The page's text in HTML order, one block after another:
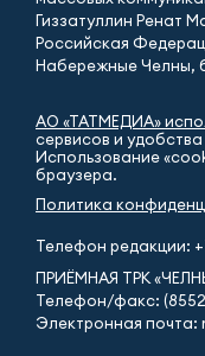
Гиззатуллин Ренат
Российская
Набережные Челны,
АО «ТАТМЕДИА»
сервисов и
Использование
браузера.
Политика
Телефон редакции:
ПРИЁМНАЯ ТРК
Телефон/факс:
Электронная почта: